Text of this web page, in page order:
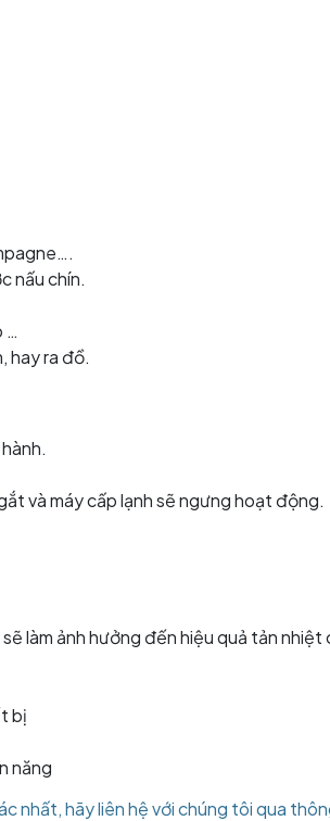
nấu chín.
…
hay ra đồ.
và máy cấp lạnh sẽ ngưng hoạt động.
làm ảnh hưởng đến hiệu quả tản
bị
năng
nhất, hãy liên hệ với chúng tôi qua